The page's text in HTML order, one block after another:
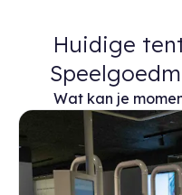
Huidige
Wat kan je